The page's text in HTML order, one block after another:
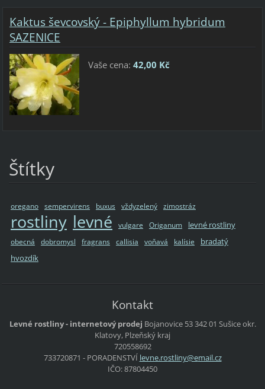
Kaktus ševcovský - Epiphyllum hybridum
SAZENICE
Vaše cena: 42,00 Kč
Štítky
oregano sempervirens buxus vždyzelený zimostráz
rostliny levné vulgare Origanum levné rostliny
obecná dobromysl fragrans callisia voňavá kalísie
bradatý
hvozdík
Kontakt
Levné rostliny - internetový prodej Bojanovice 53342 01 Sušiceokr.
Klatovy, Plzeňský kraj
720558692
733720871 - PORADENSTVÍ levne.rostliny@email.cz
IČO: 87804450